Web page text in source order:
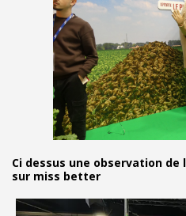
Ci dessus une observation
sur miss better